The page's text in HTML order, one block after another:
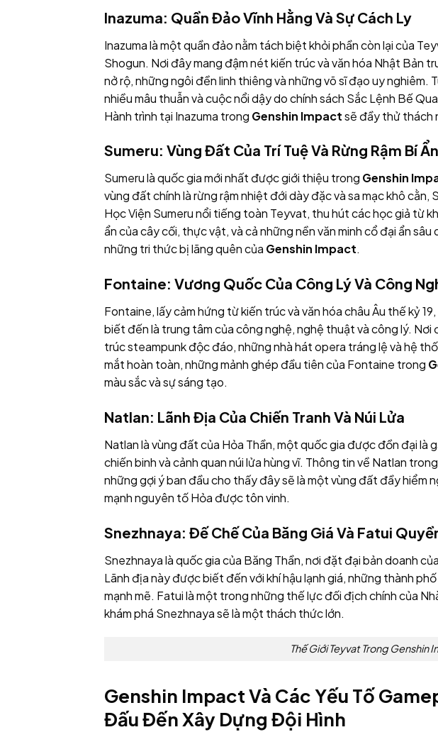
Inazuma: Quần Đảo Vĩnh Hằng Và Sự Cách Ly
Inazuma là một quần đảo nằm tách biệt khỏi phần còn lại của
Shogun. Nơi đây mang đậm nét kiến trúc và văn hóa Nhật Bản
nở rộ, những ngôi đền linh thiêng và những võ sĩ đạo uy nghiêm.
nhiều mâu thuẫn và cuộc nổi dậy do chính sách Sắc Lệnh Bế
Hành trình tại Inazuma trong Genshin Impactsẽ đầy thử thách
Sumeru: Vùng Đất Của Trí Tuệ Và Rừng Rậm Bí Ẩn
Sumeru là quốc gia mới nhất được giới thiệu trong Genshin
vùng đất chính là rừng rậm nhiệt đới dày đặc và sa mạc khô cằn,
Học Viện Sumeru nổi tiếng toàn Teyvat, thu hút các học giả từ
ẩn của cây cối, thực vật, và cả những nền văn minh cổ đại ẩn sâu
những tri thức bị lãng quên của Genshin Impact.
Fontaine: Vương Quốc Của Công Lý Và Công
Fontaine, lấy cảm hứng từ kiến trúc và văn hóa châu Âu thế kỷ
biết đến là trung tâm của công nghệ, nghệ thuật và công lý. Nơi
trúc steampunk độc đáo, những nhà hát opera tráng lệ và hệ
mắt hoàn toàn, những mảnh ghép đầu tiên của Fontaine trong
màu sắc và sự sáng tạo.
Natlan: Lãnh Địa Của Chiến Tranh Và Núi Lửa
Natlan là vùng đất của Hỏa Thần, một quốc gia được đồn đại là
chiến binh và cảnh quan núi lửa hùng vĩ. Thông tin về Natlan trong
những gợi ý ban đầu cho thấy đây sẽ là một vùng đất đầy hiểm
mạnh nguyên tố Hỏa được tôn vinh.
Snezhnaya: Đế Chế Của Băng Giá Và Fatui
Snezhnaya là quốc gia của Băng Thần, nơi đặt đại bản doanh
Lãnh địa này được biết đến với khí hậu lạnh giá, những thành
mạnh mẽ. Fatui là một trong những thế lực đối địch chính của
khám phá Snezhnaya sẽ là một thách thức lớn.
Thế Giới Teyvat Trong Genshin
Genshin Impact Và Các Yếu Tố
Đấu Đến Xây Dựng Đội Hình